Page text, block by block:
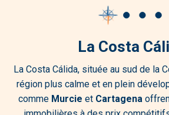
La Costa
La Costa Cálida, située au sud de la
région plus calme et en plein
comme Murcie et Cartagena